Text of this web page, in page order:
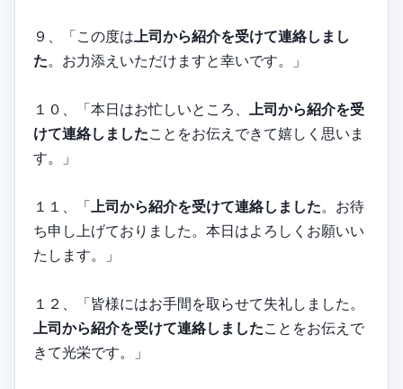
９、「この度は 上司から紹介を受けて連絡しまし
た。お力添えいただけますと幸いです。」
１０、「本日はお忙しいところ、
上司から紹介を受
けて連絡しましたことをお伝えできて嬉しく思いま
す。」
１１、「 上司から紹介を受けて連絡しました。お待
ち申し上げておりました。本日はよろしくお願いい
たします。」
１２、「皆様にはお手間を取らせて失礼しました。
上司から紹介を受けて連絡しましたことをお伝えで
きて光栄です。」